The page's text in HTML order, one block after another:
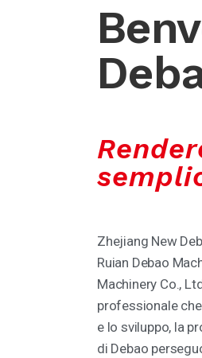
Zhejiang New
Ruian Debao
Machinery Co.,
professionale
e lo sviluppo, la
di Debao